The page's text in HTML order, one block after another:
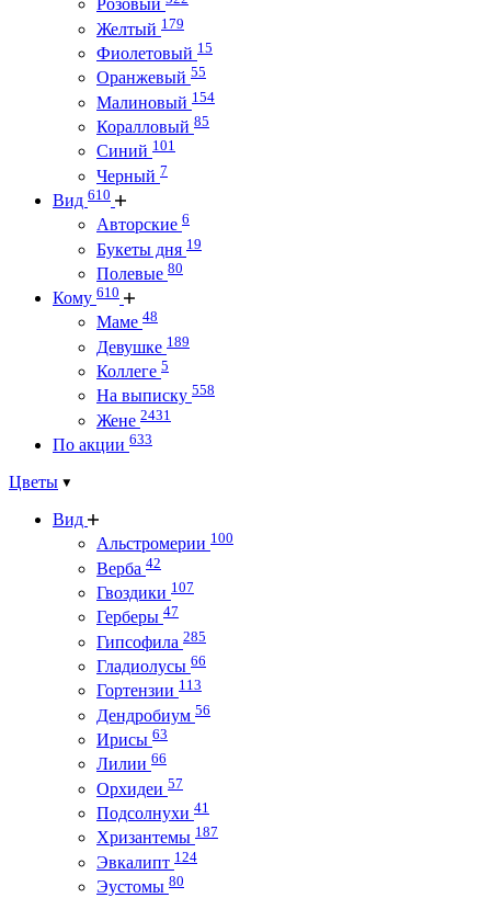
Розовый
Желтый 179
Фиолетовый 15
Оранжевый 55
Малиновый 154
Коралловый 85
Синий 101
Черный 7
Вид 610
Авторские 6
Букеты дня 19
Полевые 80
Кому 610
Маме 48
Девушке 189
Коллеге 5
На выписку 558
Жене 2431
По акции 633
Цветы
Вид
Альстромерии 100
Верба 42
Гвоздики 107
Герберы 47
Гипсофила 285
Гладиолусы 66
Гортензии 113
Дендробиум 56
Ирисы 63
Лилии 66
Орхидеи 57
Подсолнухи 41
Хризантемы 187
Эвкалипт 124
Эустомы 80